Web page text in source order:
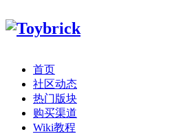
首页
社区动态
热门版块
购买渠道
Wiki教程